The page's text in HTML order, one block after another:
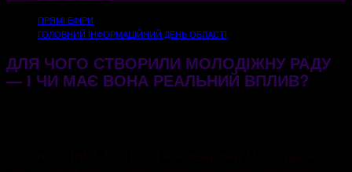
ПРЯМІ ЕФІРИ
ГОЛОВНИЙ ІНФОРМАЦІЙНИЙ ДЕНЬ ОБЛАСТІ
ДЛЯ ЧОГО СТВОРИЛИ МОЛОДІЖНУ РАДУ
— І ЧИ МАЄ ВОНА РЕАЛЬНИЙ ВПЛИВ?